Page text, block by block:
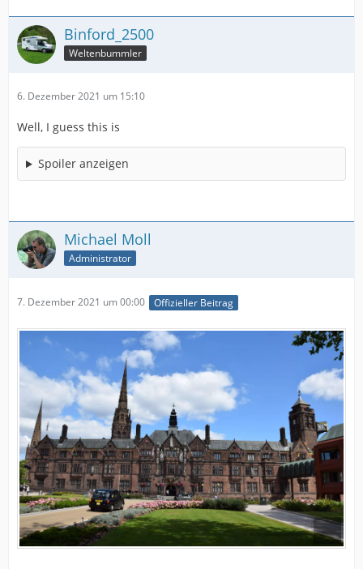
Binford_2500
Weltenbummler
6. Dezember 2021 um 15:10
Well, I guess this is
Spoiler anzeigen
Michael Moll
Administrator
7. Dezember 2021 um 00:00 Offizieller Beitrag